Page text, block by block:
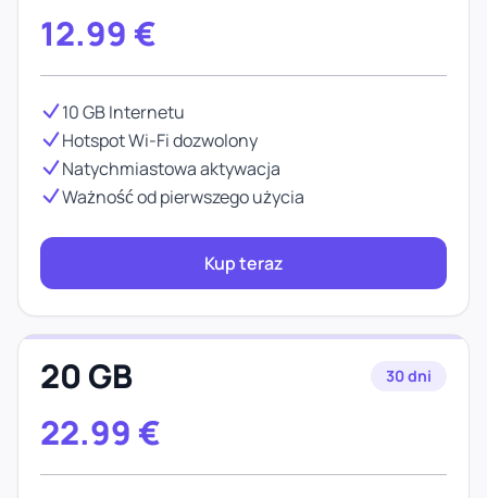
12.99 €
10 GB Internetu
Hotspot Wi-Fi dozwolony
Natychmiastowa aktywacja
Ważność od pierwszego użycia
Kup teraz
20 GB 30 dni
22.99 €